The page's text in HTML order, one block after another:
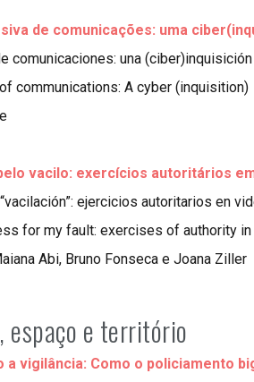
de comunicações: uma
comunicaciones: una (ciber)inquisición
communications: A cyber (inquisition)
vacilo: exercícios autoritários
ejercicios autoritarios en
for my fault: exercises of authority in
Abi, Bruno Fonseca e Joana Ziller
espaço e território
a vigilância: Como o policiamento